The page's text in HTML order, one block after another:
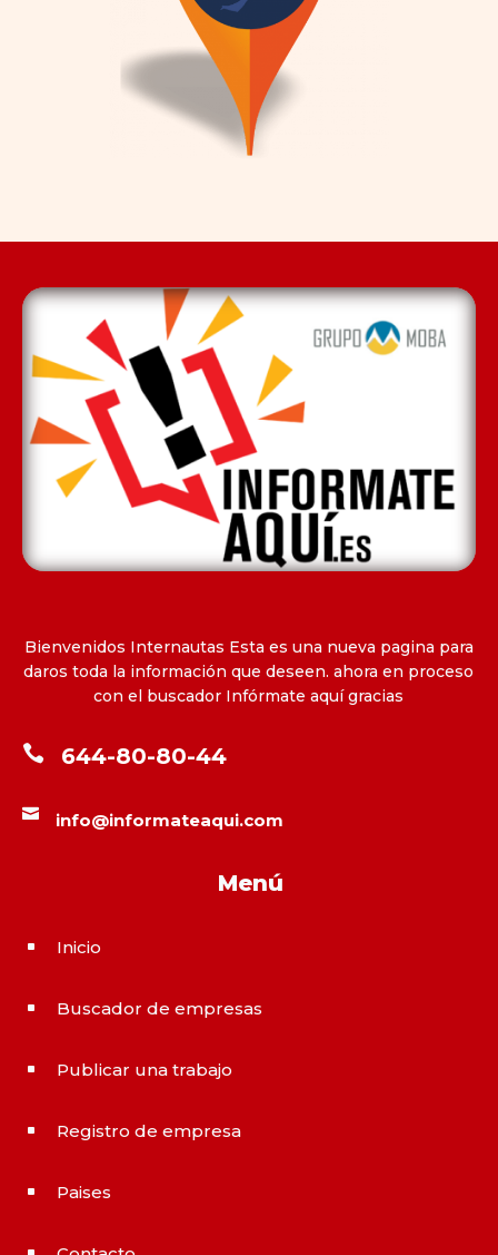
Bienvenidos Internautas Esta es una nueva pagina para
daros toda la información que deseen. ahora en proceso
con el buscador Infórmate aquí gracias
 644-80-80-44
 info@informateaqui.com
Menú
^ Inicio
^ Buscador de empresas
^ Publicar una trabajo
^ Registro de empresa
^ Paises